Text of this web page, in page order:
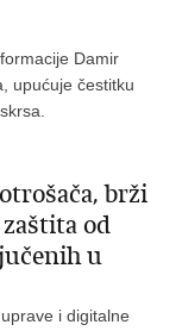
Damir
upućuje čestitku
brži
od
u
i digitalne